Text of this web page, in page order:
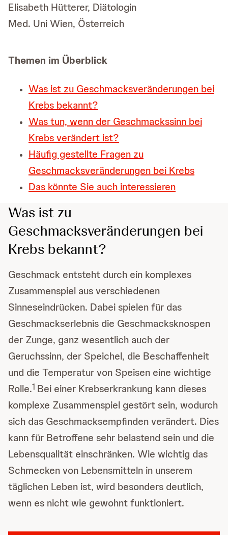
Elisabeth Hütterer, Diätologin
Med. Uni Wien, Österreich
Themen im Überblick
Was ist zu Geschmacksveränderungen bei
Krebs bekannt?
Was tun, wenn der Geschmackssinn bei
Krebs verändert ist?
Häufig gestellte Fragen zu
Geschmacksveränderungen bei Krebs
Das könnte Sie auch interessieren
Was ist zu
Geschmacksveränderungen bei
Krebs bekannt?
Geschmack entsteht durch ein komplexes
Zusammenspiel aus verschiedenen
Sinneseindrücken. Dabei spielen für das
Geschmackserlebnis die Geschmacksknospen
der Zunge, ganz wesentlich auch der
Geruchssinn, der Speichel, die Beschaffenheit
und die Temperatur von Speisen eine wichtige
Rolle.1 Bei einer Krebserkrankung kann dieses
komplexe Zusammenspiel gestört sein, wodurch
sich das Geschmacksempfinden verändert. Dies
kann für Betroffene sehr belastend sein und die
Lebensqualität einschränken. Wie wichtig das
Schmecken von Lebensmitteln in unserem
täglichen Leben ist, wird besonders deutlich,
wenn es nicht wie gewohnt funktioniert.